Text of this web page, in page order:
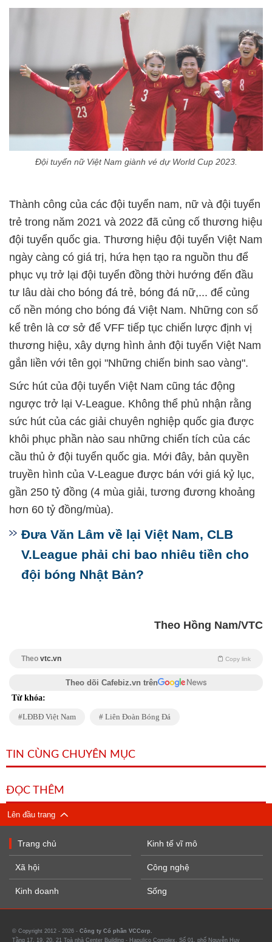
Đội tuyển nữ Việt Nam giành vé dự World Cup 2023.
Thành công của các đội tuyển nam, nữ và đội tuyển
trẻ trong năm 2021 và 2022 đã củng cố thương hiệu
đội tuyển quốc gia. Thương hiệu đội tuyển Việt Nam
ngày càng có giá trị, hứa hẹn tạo ra nguồn thu để
phục vụ trở lại đội tuyển đồng thời hướng đến đầu
tư lâu dài cho bóng đá trẻ, bóng đá nữ,... để củng
cố nền móng cho bóng đá Việt Nam. Những con số
kể trên là cơ sở để VFF tiếp tục chiến lược định vị
thương hiệu, xây dựng hình ảnh đội tuyển Việt Nam
gắn liền với tên gọi "Những chiến binh sao vàng".
Sức hút của đội tuyển Việt Nam cũng tác động
ngược trở lại V-League. Không thể phủ nhận rằng
sức hút của các giải chuyên nghiệp quốc gia được
khôi phục phần nào sau những chiến tích của các
cầu thủ ở đội tuyển quốc gia. Mới đây, bản quyền
truyền hình của V-League được bán với giá kỷ lục,
gần 250 tỷ đồng (4 mùa giải, tương đương khoảng
hơn 60 tỷ đồng/mùa).
Đưa Văn Lâm về lại Việt Nam, CLB
V.League phải chi bao nhiêu tiền cho
đội bóng Nhật Bản?
Theo Hồng Nam/VTC
Theo vtc.vn Copy link
Theo dõi Cafebiz.vn trên
Từ khóa:
LĐBĐ Việt Nam Liên Đoàn Bóng Đá
TIN CÙNG CHUYÊN MỤC
ĐỌC THÊM
Lên đầu trang
Trang chủ
Xã hội
Kinh doanh
Kinh tế vĩ mô
Công nghệ
Sống
© Copyright 2012 - 2026 - Công ty Cổ phần VCCorp.
Tầng 17, 19, 20, 21 Toà nhà Center Building - Hapulico Complex, Số 01, phố Nguyễn Huy